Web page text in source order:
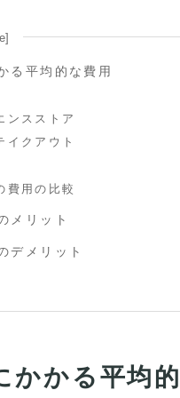
る平均的な費用
ンスストア
イクアウト
費用の比較
メリット
デメリット
かかる平均